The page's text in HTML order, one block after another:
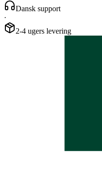
Dansk support
·
2-4 ugers levering